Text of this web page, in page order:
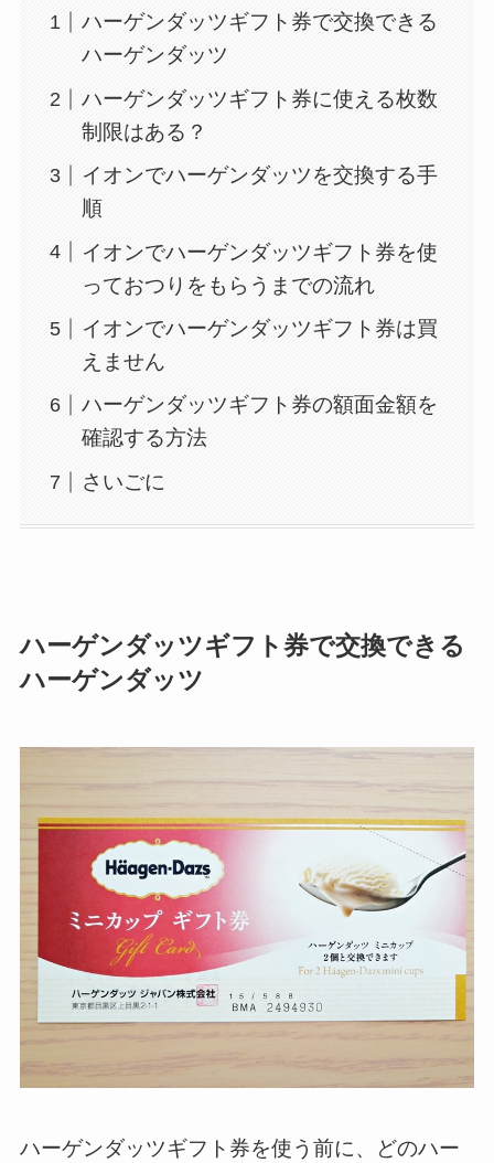
ハーゲンダッツギフト券で交換できる
ハーゲンダッツ
ハーゲンダッツギフト券に使える枚数
制限はある？
イオンでハーゲンダッツを交換する手
順
イオンでハーゲンダッツギフト券を使
っておつりをもらうまでの流れ
イオンでハーゲンダッツギフト券は買
えません
ハーゲンダッツギフト券の額面金額を
確認する方法
さいごに
ハーゲンダッツギフト券で交換できる
ハーゲンダッツ
ハーゲンダッツギフト券を使う前に、どのハー